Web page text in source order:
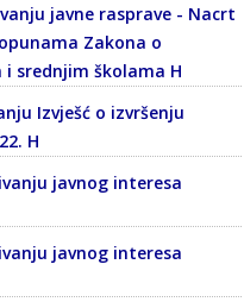
javne rasprave - Nacrt
Zakona o
srednjim školama H
Izvješć o izvršenju
H
javnog interesa
javnog interesa